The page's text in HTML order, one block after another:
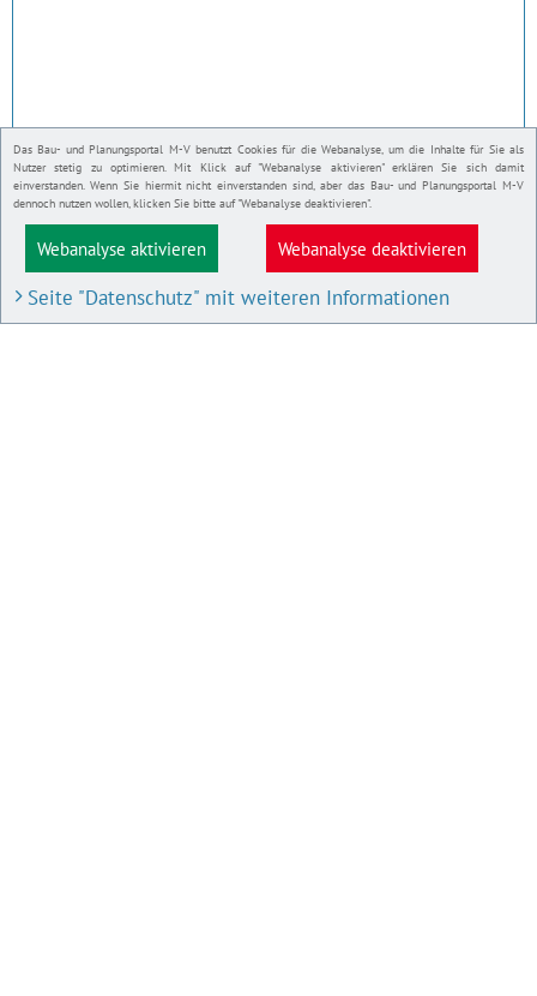
Das Bau- und Planungsportal M-V benutzt Cookies für die Webanalyse, um die Inhalte für Sie als
Nutzer stetig zu optimieren. Mit Klick auf "Webanalyse aktivieren" erklären Sie sich damit
einverstanden. Wenn Sie hiermit nicht einverstanden sind, aber das Bau- und Planungsportal M-V
dennoch nutzen wollen, klicken Sie bitte auf "Webanalyse deaktivieren".
Webanalyse aktivieren Webanalyse deaktivieren
Seite "Datenschutz" mit weiteren Informationen